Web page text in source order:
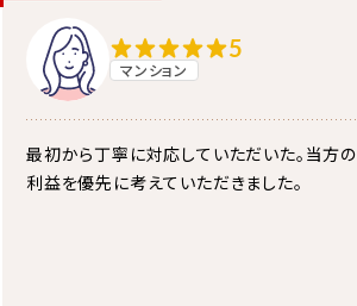
5
マンション
最初から丁寧に対応していただいた。当方の
利益を優先に考えていただきました。